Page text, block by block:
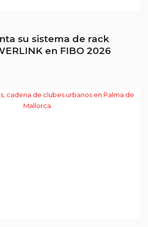
su sistema de rack
en FIBO 2026